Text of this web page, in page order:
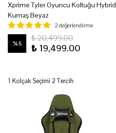
Xprime Tyler Oyuncu Koltuğu Hybrid
Kumaş Beyaz
2 değerlendirme
%5
₺ 20,499.00
₺ 19,499.00
1 Kolçak Seçimi 2 Tercih